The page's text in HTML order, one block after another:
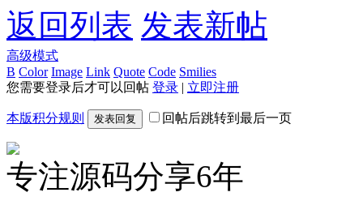
返回列表 发表新帖
高级模式
B Color Image Link Quote Code Smilies
您需要登录后才可以回帖 登录 | 立即注册
本版积分规则 发表回复 回帖后跳转到最后一页
专注源码分享6年